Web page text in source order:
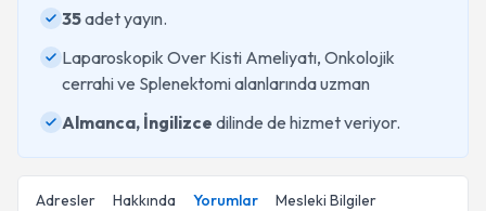
35adet yayın.
Laparoskopik Over Kisti Ameliyatı, Onkolojik
cerrahi ve Splenektomi alanlarında uzman
Almanca, İngilizce dilinde de hizmet veriyor.
Adresler Hakkında Yorumlar Mesleki Bilgiler